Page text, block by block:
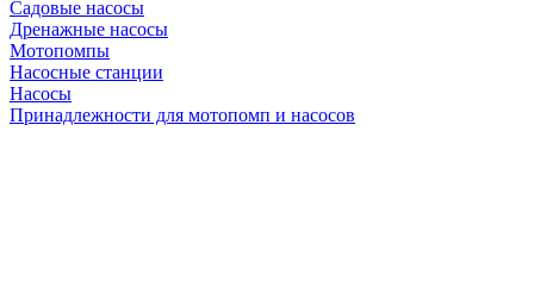
Садовые насосы
Дренажные насосы
Мотопомпы
Насосные станции
Насосы
Принадлежности для мотопомп и насосов